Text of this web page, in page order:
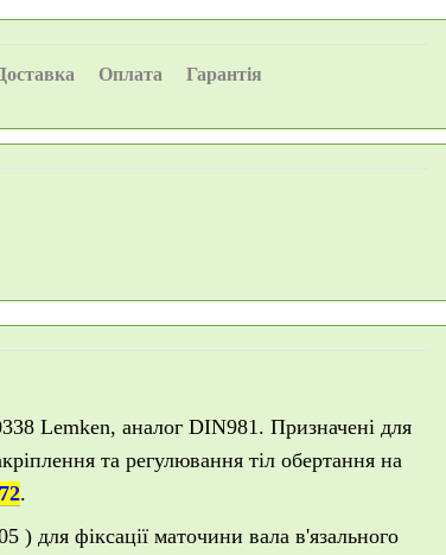
Оплата Гарантія
Lemken, аналог DIN981. Призначені для
та регулювання тіл обертання на
.
для фіксації маточини вала в'язального